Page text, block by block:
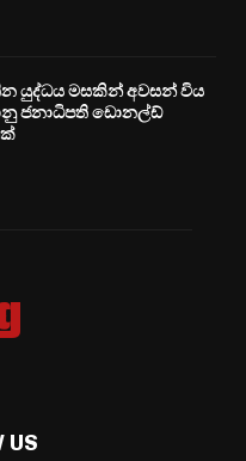
යුද්ධය මසකින් අවසන් විය
ජනාධිපති ඩොනල්ඩ්
US